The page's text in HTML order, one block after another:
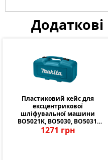
Пластиковий кейс для
ексцентрикової
шліфувальної машини
BO5021K, BO5030, BO5031,
BO5041, BTW150SA, M9204,
M9204B Makita 824562-2
1271 грн